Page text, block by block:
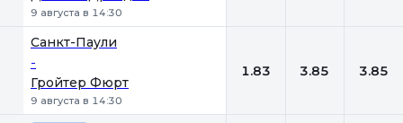
9 августа в 14:30
Санкт-Паули
-
Гройтер Фюрт
9 августа в 14:30
1.83 3.85 3.85